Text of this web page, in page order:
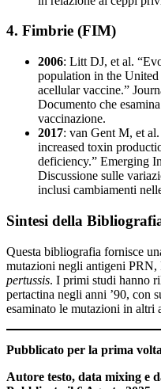
4. Fimbrie (FIM)
2006: Litt DJ, et al.
population in the
acellular vaccine.”
Documento che
vaccinazione.
2017: van Gent M, et
increased toxin
deficiency.” Emerging
Discussione sulle
inclusi cambiamenti
Sintesi della
Questa bibliografia fornisce
mutazioni negli antigeni
pertussis. I primi studi hanno
pertactina negli anni ’90, con
esaminato le mutazioni in altri
Pubblicato per la prima
Autore testo, data mixing e